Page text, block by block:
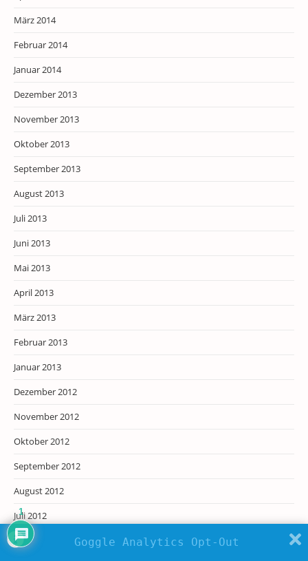
März 2014
Februar 2014
Januar 2014
Dezember 2013
November 2013
Oktober 2013
September 2013
August 2013
Juli 2013
Juni 2013
Mai 2013
April 2013
März 2013
Februar 2013
Januar 2013
Dezember 2012
November 2012
Oktober 2012
September 2012
August 2012
Juli 2012
Juni 2012
Goggle Analytics Opt-Out
1